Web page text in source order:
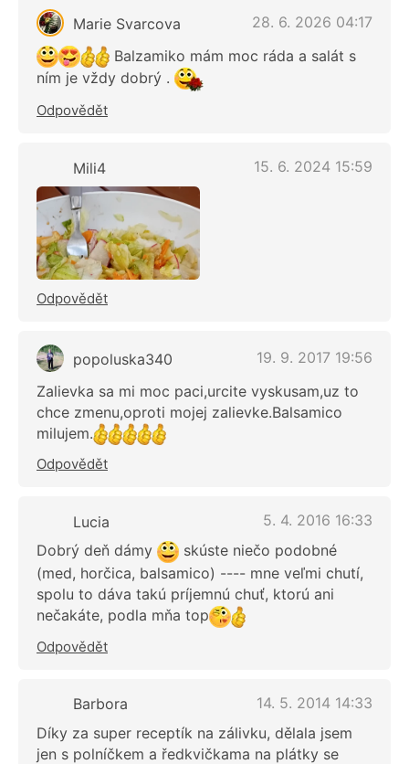
Marie Svarcova
28. 6. 2026 04:17
Balzamiko mám moc ráda a salát s
ním je vždy dobrý .
Odpovědět
Mili4 15. 6. 2024 15:59
Odpovědět
popoluska340
19. 9. 2017 19:56
Zalievka sa mi moc paci,urcite vyskusam,uz to
chce zmenu,oproti mojej zalievke.Balsamico
milujem.
Odpovědět
Lucia
5. 4. 2016 16:33
Dobrý deň dámy
skúste niečo podobné
(med, horčica, balsamico) ---- mne veľmi chutí,
spolu to dáva takú príjemnú chuť, ktorú ani
nečakáte, podla mňa top
Odpovědět
Barbora
14. 5. 2014 14:33
Díky za super receptík na zálivku, dělala jsem
jen s polníčkem a ředkvičkama na plátky se